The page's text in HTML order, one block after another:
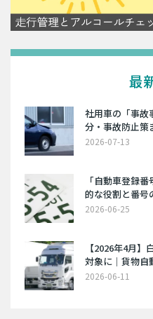
最
社用車の「事故
分・事故防止策
2026-07-13
「自動車登録
的な役割と番号
2026-06-25
【2026年4月
対象に｜貨物自
2026-06-11